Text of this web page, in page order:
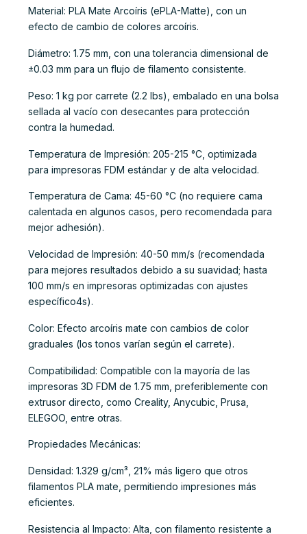
Material: PLA Mate Arcoíris (ePLA-Matte), con un
efecto de cambio de colores arcoíris.
Diámetro: 1.75 mm, con una tolerancia dimensional de
±0.03 mm para un flujo de filamento consistente.
Peso: 1 kg por carrete (2.2 lbs), embalado en una bolsa
sellada al vacío con desecantes para protección
contra la humedad.
Temperatura de Impresión: 205-215 °C, optimizada
para impresoras FDM estándar y de alta velocidad.
Temperatura de Cama: 45-60 °C (no requiere cama
calentada en algunos casos, pero recomendada para
mejor adhesión).
Velocidad de Impresión: 40-50 mm/s (recomendada
para mejores resultados debido a su suavidad; hasta
100 mm/s en impresoras optimizadas con ajustes
específico4s).
Color: Efecto arcoíris mate con cambios de color
graduales (los tonos varían según el carrete).
Compatibilidad: Compatible con la mayoría de las
impresoras 3D FDM de 1.75 mm, preferiblemente con
extrusor directo, como Creality, Anycubic, Prusa,
ELEGOO, entre otras.
Propiedades Mecánicas:
Densidad: 1.329 g/cm³, 21% más ligero que otros
filamentos PLA mate, permitiendo impresiones más
eficientes.
Resistencia al Impacto: Alta, con filamento resistente a